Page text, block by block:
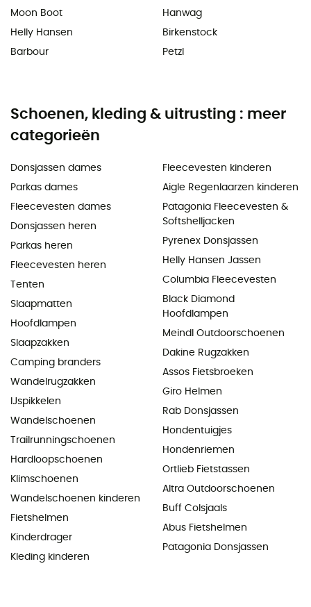
Moon Boot
Helly Hansen
Barbour
Hanwag
Birkenstock
Petzl
Schoenen, kleding & uitrusting : meer
categorieën
Donsjassen dames
Parkas dames
Fleecevesten dames
Donsjassen heren
Parkas heren
Fleecevesten heren
Tenten
Slaapmatten
Hoofdlampen
Slaapzakken
Camping branders
Wandelrugzakken
IJspikkelen
Wandelschoenen
Trailrunningschoenen
Hardloopschoenen
Klimschoenen
Wandelschoenen kinderen
Fietshelmen
Kinderdrager
Kleding kinderen
Fleecevesten kinderen
Aigle Regenlaarzen kinderen
Patagonia Fleecevesten &
Softshelljacken
Pyrenex Donsjassen
Helly Hansen Jassen
Columbia Fleecevesten
Black Diamond
Hoofdlampen
Meindl Outdoorschoenen
Dakine Rugzakken
Assos Fietsbroeken
Giro Helmen
Rab Donsjassen
Hondentuigjes
Hondenriemen
Ortlieb Fietstassen
Altra Outdoorschoenen
Buff Colsjaals
Abus Fietshelmen
Patagonia Donsjassen